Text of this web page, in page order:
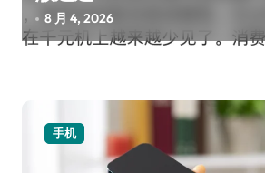
8 月 4, 2026
手机